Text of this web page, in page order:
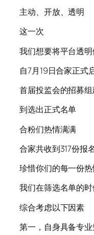
主动、开放、透明
这一次
我们想要将平台透明
自7月19日合家正式
首届投监会的招募
到选出正式名单
合粉们热情满满
合家共收到317份报
珍惜你们的每一份
我们在筛选名单的
综合考虑以下因素
第一，自身具备专